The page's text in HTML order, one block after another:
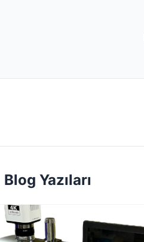
Yazıları